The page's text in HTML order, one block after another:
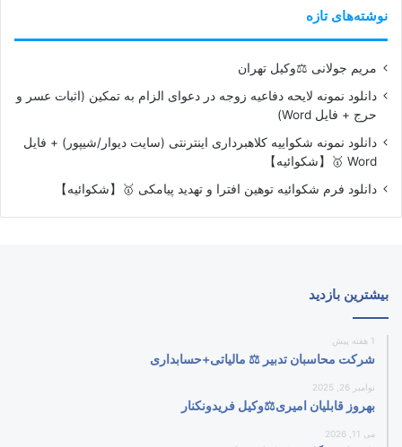
نوشته‌های تازه
مریم جولانی ⚖️وکیل تهران
دانلود نمونه لایحه دفاعیه زوجه در دعوای الزام به تمکین (اثبات عسر و
حرج + فایل Word)
دانلود نمونه شکواییه کلاهبرداری اینترنتی (سایت دیوار/شیپور) + فایل
Word 🥇【شکوائیه】
دانلود فرم شکوائیه توهین افترا و تهدید پیامکی 🥇【شکوائیه】
بیشترین بازدید
1 هفته پیش
شرکت محاسبان تدبیر ⚖️ مالیاتی+حسابداری
نوامبر 26, 2025
بهروز قابلیان امیری⚖️وکیل فریدونکنار
می 11, 2026